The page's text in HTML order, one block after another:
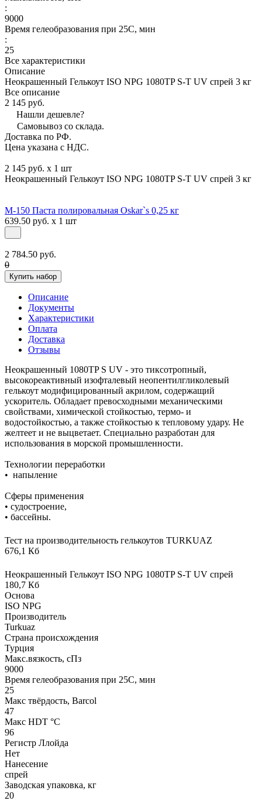
:
9000
Время гелеобразования при 25С, мин
:
25
Все характеристики
Описание
Неокрашенный Гелькоут ISO NPG 1080TP S-T UV спрей 3 кг
Все описание
2 145 руб.
Нашли дешевле?
Самовывоз со склада.
Доставка по РФ.
Цена указана с НДС.
2 145 руб. x 1 шт
Неокрашенный Гелькоут ISO NPG 1080TP S-T UV спрей 3 кг
М-150 Паста полировальная Oskar`s 0,25 кг
639.50 руб. x 1 шт
2 784.50 руб.
0
Купить набор
Описание
Документы
Характеристики
Оплата
Доставка
Отзывы
Неокрашенный 1080TP S UV - это тиксотропный,
высокореактивный изофталевый неопентилгликолевый
гелькоут модифицированный акрилом, содержащий
ускоритель. Обладает превосходными механическими
свойствами, химической стойкостью, термо- и
водостойкостью, а также стойкостью к тепловому удару. Не
желтеет и не выцветает. Специально разработан для
использования в морской промышленности.
Технологии переработки
• напыление
Сферы применения
• судостроение,
• бассейны.
Тест на производительность гелькоутов TURKUAZ
676,1 Кб
Неокрашенный Гелькоут ISO NPG 1080TP S-T UV спрей
180,7 Кб
Основа
ISO NPG
Производитель
Turkuaz
Страна происхождения
Турция
Макс.вязкoсть, сПз
9000
Время гелеобразования при 25С, мин
25
Макс твёрдость, Barcol
47
Макс HDT °С
96
Регистр Ллойда
Нет
Нанесение
спрей
Заводская упаковка, кг
20